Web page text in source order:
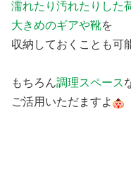
濡れたり汚れたりした
大きめのギアや靴を
収納しておくことも可
もちろん調理スペース
ご活用いただますよ